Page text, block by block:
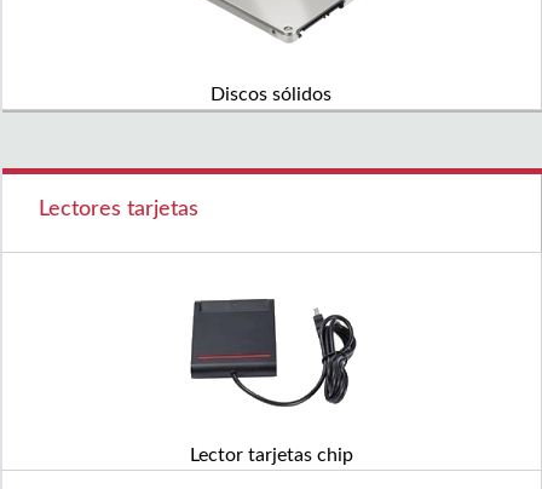
Discos sólidos
Lectores tarjetas
Lector tarjetas chip